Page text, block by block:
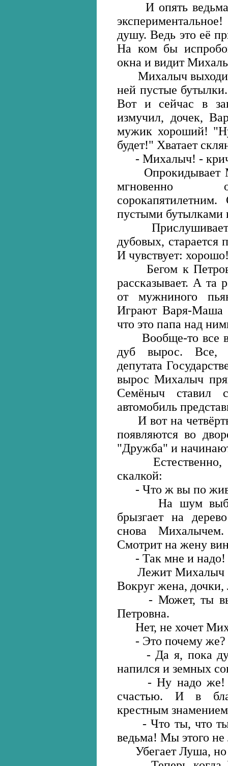
И опять ведьма
душу. Ведь это её
На ком бы
окна и видит
Михалыч выходит
ней пустые
Вот и сейчас в
измучил, дочек,
мужик хороший!
будет!" Хватает
- Михалыч! -
Опрокидывает
мгновенно
пустыми бутылками
дубовых,
И чувствует:
Бегом к
рассказывает. А та
от мужниного
Играют Варя-Маша
что это папа над
Вообще-то все
дуб вырос. Все,
депутата
вырос Михалыч
Семёныч ставил
автомобиль
И вот на
появляются во
"Дружба" и
Естественно,
скалкой:
- Что ж вы по
На шум
брызгает на
снова
Смотрит на жену
- Так мне и надо!
Лежит Михалыч в
Вокруг жена,
- Может, ты
Петровна.
Нет, не хочет
- Это почему же? -
- Да я, пока
напился и земных
- Ну надо же! -
счастью. И в
крестным
- Что ты, что ты!
ведьма! Мы этого
Убегает Луша, но